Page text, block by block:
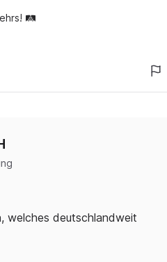
🛤️
welches deutschlandweit